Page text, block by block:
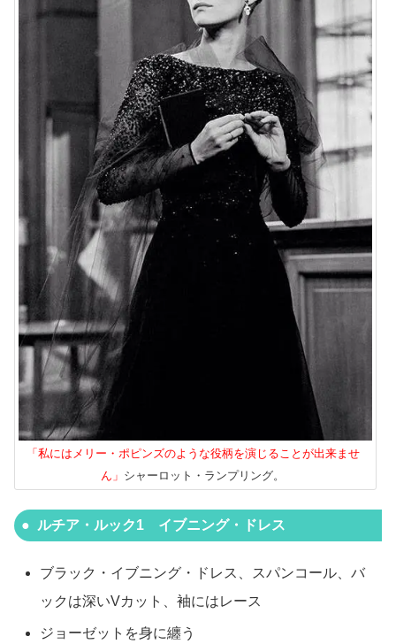
「私にはメリー・ポピンズのような役柄を演じることが出来ませ
ん」 シャーロット・ランプリング。
ルチア・ルック1 イブニング・ドレス
ブラック・イブニング・ドレス、スパンコール、バ
ックは深いVカット、袖にはレース
ジョーゼットを身に纏う